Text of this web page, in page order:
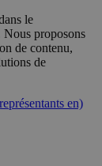
le
Nous proposons
de contenu,
de
en)